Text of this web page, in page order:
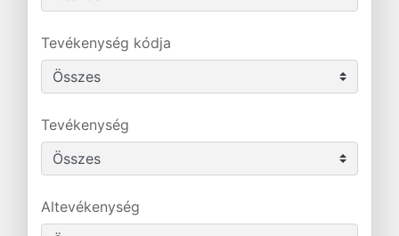
Tevékenység kódja
Tevékenység
Altevékenység